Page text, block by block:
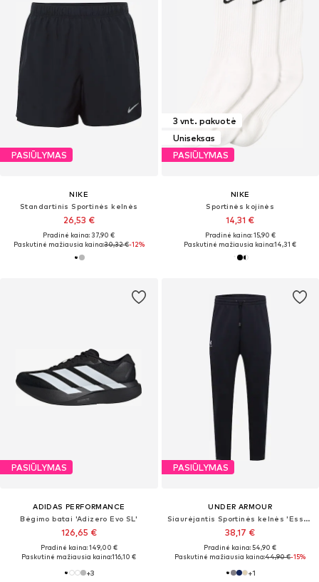
PASIŪLYMAS
NIKE
Standartinis Sportinės kelnės
26,53 €
Pradinė kaina: 37,90 €
Paskutinė mažiausia kaina:30,32 €-12%
3 vnt. pakuotė
Uniseksas
PASIŪLYMAS
NIKE
Sportinės kojinės
14,31 €
Pradinė kaina: 15,90 €
Paskutinė mažiausia kaina:14,31 €
PASIŪLYMAS
ADIDAS PERFORMANCE
Bėgimo batai 'Adizero Evo SL'
126,65 €
Pradinė kaina: 149,00 €
Paskutinė mažiausia kaina:116,10 €
+3
PASIŪLYMAS
UNDER ARMOUR
Siaurėjantis Sportinės kelnės 'Essential'
38,17 €
Pradinė kaina: 54,90 €
Paskutinė mažiausia kaina:44,90 €-15%
+1